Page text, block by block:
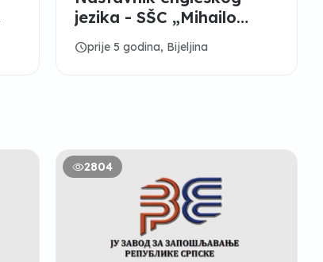
jezika - SŠC „Mihailo
Petrović Alas“ Ugljevik
scheduleprije 5 godina, Bijeljina
2804